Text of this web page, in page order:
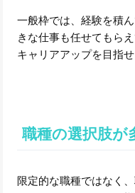
一般枠では、経験を積
きな仕事も任せてもら
キャリアアップを目指
職種の選択肢が
限定的な職種ではなく